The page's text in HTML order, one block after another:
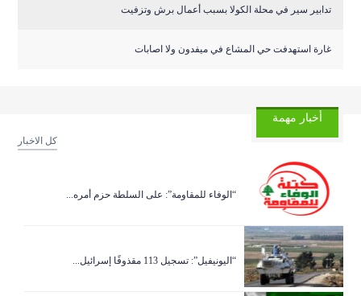
تدابير سير في محلة الكولا بسبب أعمال برش وتزفيت
غارة استهدفت حي المشاع في ميفدون ولا اصابات
أخبار مهمة
كل الاخبار
“الوفاء للمقاومة”: على السلطة حزم أمره...
“اليونيفيل”: تسجيل 113 مقذوفًا إسرائيل...